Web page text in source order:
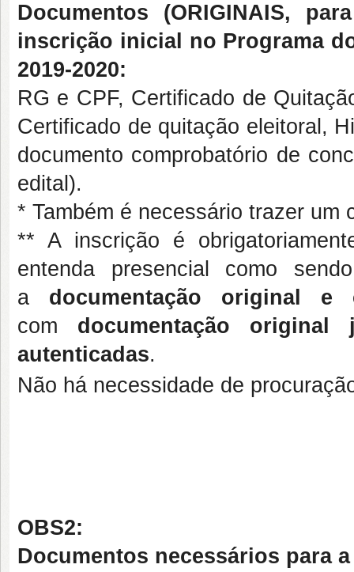
Documentos (ORIGINAIS,
inscrição inicial no Programa
2019-2020:
RG e CPF, Certificado de
Certificado de quitação eleitoral,
documento comprobatório de
edital).
* Também é necessário trazer um
** A inscrição é
entenda presencial como
a documentação original e
com documentação
autenticadas.
Não há necessidade de
OBS2:
Documentos necessários para